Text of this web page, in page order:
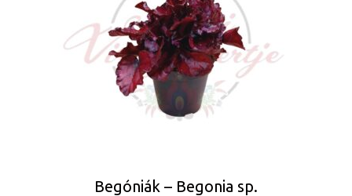
Begóniák – Begonia sp.